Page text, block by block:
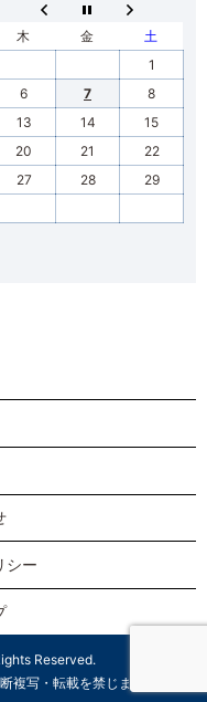
木 金
土
1
6 7
8
13 14
15
20 21
22
27 28
29
シー
Reserved.
複写・転載を禁じます】